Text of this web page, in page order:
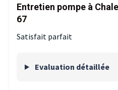
Entretien pompe à
67
Satisfait parfait
Evaluation détaillée